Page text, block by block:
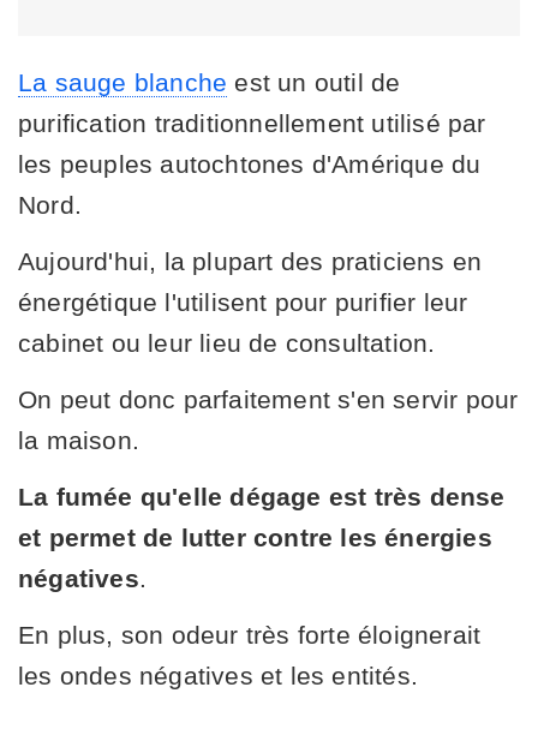
La sauge blanche est un outil de
purification traditionnellement utilisé par
les peuples autochtones d'Amérique du
Nord.
Aujourd'hui, la plupart des praticiens en
énergétique l'utilisent pour purifier leur
cabinet ou leur lieu de consultation.
On peut donc parfaitement s'en servir pour
la maison.
La fumée qu'elle dégage est très dense
et permet de lutter contre les énergies
négatives.
En plus, son odeur très forte éloignerait
les ondes négatives et les entités.